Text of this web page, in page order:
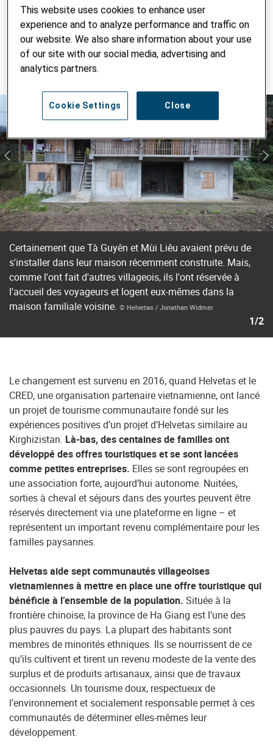
contenter d’une simple latrine à l’extérieur et d’eau froide.
Les Dao Rouge ne connaissaient guère le concept de
«tourisme» et ignoraient que le tourisme doux pouvait leur
permettre d’avoir un revenu, sans devoir quitter leur village
et tout en préservant leur patrimoine culturel.
Certainement que Tà Guyên et Mùi Liêu avaient prévu de
s'installer dans leur maison récemment construite. Mais,
comme l'ont fait d'autres villageois, ils l'ont réservée à
l'accueil des voyageurs et logent eux-mêmes dans la
maison familiale voisine. © Helvetas / Jonathan Widmer
1/2
Le changement est survenu en 2016, quand Helvetas et le
CRED, une organisation partenaire vietnamienne, ont lancé
un projet de tourisme communautaire fondé sur les
expériences positives d’un projet d’Helvetas similaire au
Kirghizistan. Là-bas, des centaines de familles ont
développé des offres touristiques et se sont lancées
comme petites entreprises. Elles se sont regroupées en
une association forte, aujourd’hui autonome. Nuitées,
sorties à cheval et séjours dans des yourtes peuvent être
réservés directement via une plateforme en ligne – et
représentent un important revenu complémentaire pour les
familles paysannes.
Helvetas aide sept communautés villageoises
vietnamiennes à mettre en place une offre touristique qui
bénéficie à l’ensemble de la population. Située à la
frontière chinoise, la province de Ha Giang est l’une des
plus pauvres du pays. La plupart des habitants sont
membres de minorités ethniques. Ils se nourrissent de ce
qu’ils cultivent et tirent un revenu modeste de la vente des
surplus et de produits artisanaux, ainsi que de travaux
occasionnels. Un tourisme doux, respectueux de
l’environnement et socialement responsable permet à ces
communautés de déterminer elles-mêmes leur
développement.
This website uses cookies to enhance user
experience and to analyze performance and traffic on
our website. We also share information about your use
of our site with our social media, advertising and
analytics partners.
Close
Cookie Settings